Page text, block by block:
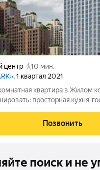
центр
10 мин.
, 1 квартал 2021
квартира в Жилом
просторная кухня-
на три стороны света.
Позвонить
поиск и не